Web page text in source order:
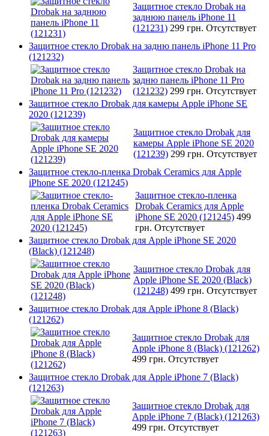
Защитное стекло Drobak на
заднюю панель iPhone 11
(121231) 299 грн. Отсутствует
Защитное стекло Drobak на задню панель iPhone 11 Pro
(121232)
Защитное стекло Drobak на
задню панель iPhone 11 Pro
(121232) 299 грн. Отсутствует
Защитное стекло Drobak для камеры Apple iPhone SE
2020 (121239)
Защитное стекло Drobak для
камеры Apple iPhone SE 2020
(121239) 299 грн. Отсутствует
Защитное стекло-пленка Drobak Ceramics для Apple
iPhone SE 2020 (121245)
Защитное стекло-пленка
Drobak Ceramics для Apple
iPhone SE 2020 (121245) 499
грн. Отсутствует
Защитное стекло Drobak для Apple iPhone SE 2020
(Black) (121248)
Защитное стекло Drobak для
Apple iPhone SE 2020 (Black)
(121248) 499 грн. Отсутствует
Защитное стекло Drobak для Apple iPhone 8 (Black)
(121262)
Защитное стекло Drobak для
Apple iPhone 8 (Black) (121262)
499 грн. Отсутствует
Защитное стекло Drobak для Apple iPhone 7 (Black)
(121263)
Защитное стекло Drobak для
Apple iPhone 7 (Black) (121263)
499 грн. Отсутствует